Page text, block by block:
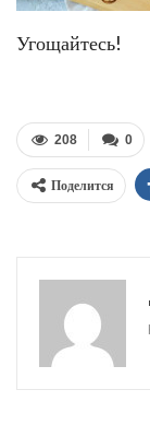
Угощайтесь!
0
208
Поделится